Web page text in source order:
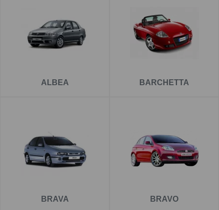
ALBEA BARCHETTA
BRAVA BRAVO